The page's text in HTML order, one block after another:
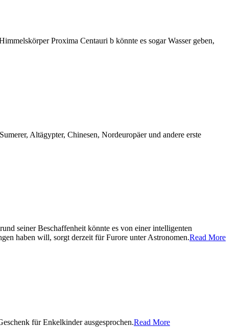
Proxima Centauri b könnte es sogar Wasser geben,
Altägypter, Chinesen, Nordeuropäer und andere erste
seiner Beschaffenheit könnte es von einer intelligenten
haben will, sorgt derzeit für Furore unter Astronomen.Read More
für Enkelkinder ausgesprochen.Read More